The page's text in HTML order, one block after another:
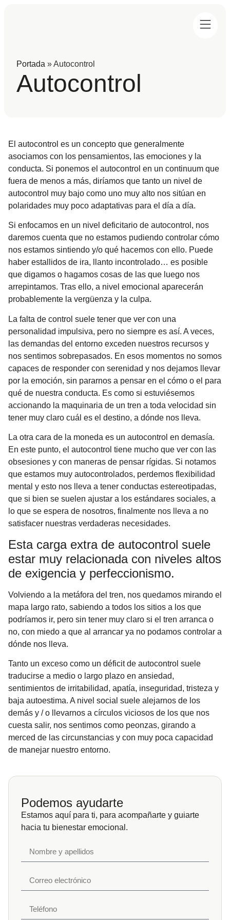
Portada »Autocontrol
Autocontrol
El autocontrol es un concepto que generalmente
asociamos con los pensamientos, las emociones y la
conducta. Si ponemos el autocontrol en un continuum que
fuera de menos a más, diríamos que tanto un nivel de
autocontrol muy bajo como uno muy alto nos sitúan en
polaridades muy poco adaptativas para el día a día.
Si enfocamos en un nivel deficitario de autocontrol, nos
daremos cuenta que no estamos pudiendo controlar cómo
nos estamos sintiendo y/o qué hacemos con ello. Puede
haber estallidos de ira, llanto incontrolado… es posible
que digamos o hagamos cosas de las que luego nos
arrepintamos. Tras ello, a nivel emocional aparecerán
probablemente la vergüenza y la culpa.
La falta de control suele tener que ver con una
personalidad impulsiva, pero no siempre es así. A veces,
las demandas del entorno exceden nuestros recursos y
nos sentimos sobrepasados. En esos momentos no somos
capaces de responder con serenidad y nos dejamos llevar
por la emoción, sin pararnos a pensar en el cómo o el para
qué de nuestra conducta. Es como si estuviésemos
accionando la maquinaria de un tren a toda velocidad sin
tener muy claro cuál es el destino, a dónde nos lleva.
La otra cara de la moneda es un autocontrol en demasía.
En este punto, el autocontrol tiene mucho que ver con las
obsesiones y con maneras de pensar rígidas. Si notamos
que estamos muy autocontrolados, perdemos flexibilidad
mental y esto nos lleva a tener conductas estereotipadas,
que si bien se suelen ajustar a los estándares sociales, a
lo que se espera de nosotros, finalmente nos lleva a no
satisfacer nuestras verdaderas necesidades.
Esta carga extra de autocontrol suele
estar muy relacionada con niveles altos
de exigencia y perfeccionismo.
Volviendo a la metáfora del tren, nos quedamos mirando el
mapa largo rato, sabiendo a todos los sitios a los que
podríamos ir, pero sin tener muy claro si el tren arranca o
no, con miedo a que al arrancar ya no podamos controlar a
dónde nos lleva.
Tanto un exceso como un déficit de autocontrol suele
traducirse a medio o largo plazo en ansiedad,
sentimientos de irritabilidad, apatía, inseguridad, tristeza y
baja autoestima. A nivel social suele alejarnos de los
demás y / o llevarnos a círculos viciosos de los que nos
cuesta salir, nos sentimos como peonzas, girando a
merced de las circunstancias y con muy poca capacidad
de manejar nuestro entorno.
Podemos ayudarte
Estamos aquí para ti, para acompañarte y guiarte
hacia tu bienestar emocional.